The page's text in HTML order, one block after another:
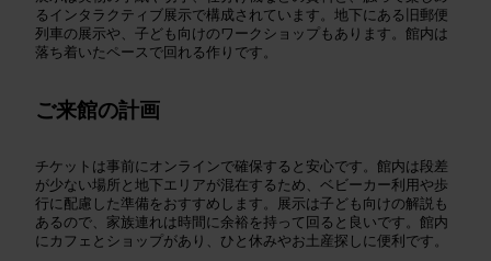
るインタラクティブ展示で構成されています。地下にある旧郵便
列車の展示や、子ども向けのワークショップもあります。館内は
落ち着いたペースで回れる作りです。
ご来館の計画
チケットは事前にオンラインで確保すると安心です。館内は段差
が少ない場所と地下エリアが混在するため、ベビーカー利用や歩
行に配慮した準備をおすすめします。展示は子ども向けの解説も
あるので、家族連れは時間に余裕を持って回ると良いです。館内
にカフェとショップがあり、ひと休みやお土産探しに便利です。